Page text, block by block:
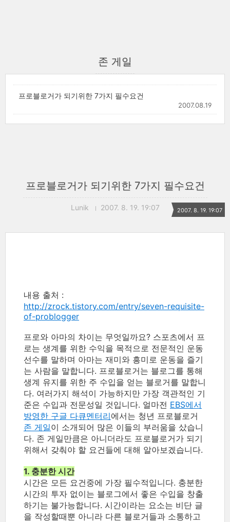
존 게일
프로블로거가 되기위한 7가지 필수요건
2007.08.19
프로블로거가 되기위한 7가지 필수요건
Lunik 2007. 8. 19. 19:07 2007. 8. 19. 19:07
내용 출처 :
http://zrock.tistory.com/entry/seven-requisite-
of-problogger
프로와 아마의 차이는 무엇일까요? 스포츠에서 프
로는 생계를 위한 수익을 목적으로 전문적인 운동
선수를 말하며 아마는 재미와 흥미로 운동을 즐기
는 사람을 말합니다. 프로블로거는 블로그를 통해
생계 유지를 위한 주 수입을 얻는 블로거를 말합니
다. 여러가지 해석이 가능하지만 가장 객관적인 기
준은 수입과 전문성일 것입니다. 얼마전 EBS에서
방영한 구글 다큐멘터리에서는 청년 프로블로거
존 게일이 소개되어 많은 이들의 부러움을 샀습니
다. 존 게일만큼은 아니더라도 프로블로거가 되기
위해서 갖춰야 할 요건들에 대해 알아보겠습니다.
1. 충분한 시간
시간은 모든 요건중에 가장 필수적입니다. 충분한
시간의 투자 없이는 블로그에서 좋은 수입을 창출
하기는 불가능합니다. 시간이라는 요소는 비단 글
을 작성할때뿐 아니라 다른 블로거들과 소통하고